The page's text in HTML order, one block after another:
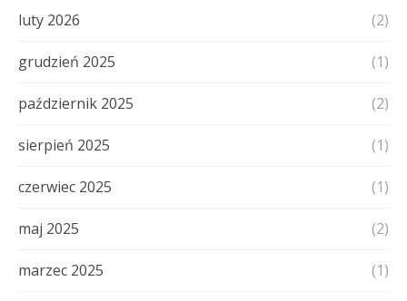
luty 2026 (2)
grudzień 2025 (1)
październik 2025 (2)
sierpień 2025 (1)
czerwiec 2025 (1)
maj 2025 (2)
marzec 2025 (1)